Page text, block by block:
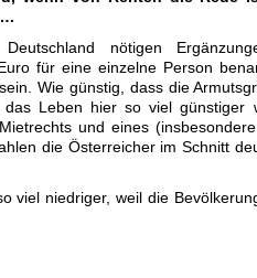
nötigen
für eine einzelne Person
Wie günstig, dass die
Leben hier so viel günstiger
und eines
die Österreicher im Schnitt
viel niedriger, weil die